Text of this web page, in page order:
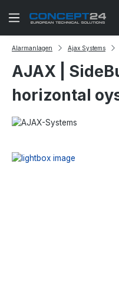
Zum Hauptinhalt springen
Alarmanlagen Ajax Systems
AJAX |
horizontal